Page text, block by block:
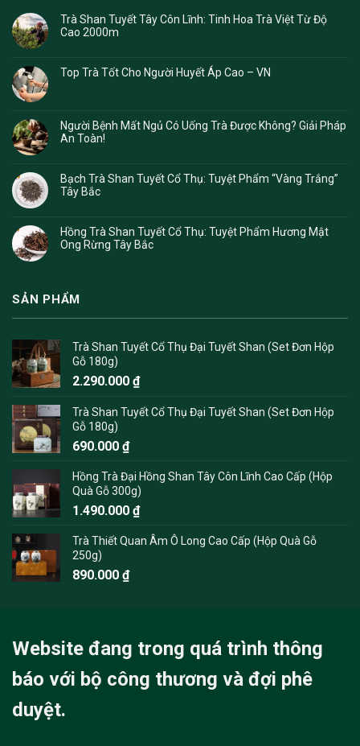
Trà Shan Tuyết Tây Côn Lĩnh: Tinh Hoa Trà Việt Từ Độ
Cao 2000m
Top Trà Tốt Cho Người Huyết Áp Cao – VN
Người Bệnh Mất Ngủ Có Uống Trà Được Không? Giải Pháp
An Toàn!
Bạch Trà Shan Tuyết Cổ Thụ: Tuyệt Phẩm “Vàng Trắng”
Tây Bắc
Hồng Trà Shan Tuyết Cổ Thụ: Tuyệt Phẩm Hương Mật
Ong Rừng Tây Bắc
SẢN PHẨM
Trà Shan Tuyết Cổ Thụ Đại Tuyết Shan (Set Đơn Hộp
Gỗ 180g)
2.290.000 ₫
Trà Shan Tuyết Cổ Thụ Đại Tuyết Shan (Set Đơn Hộp
Gỗ 180g)
690.000 ₫
Hồng Trà Đại Hồng Shan Tây Côn Lĩnh Cao Cấp (Hộp
Quà Gỗ 300g)
1.490.000 ₫
Trà Thiết Quan Âm Ô Long Cao Cấp (Hộp Quà Gỗ
250g)
890.000 ₫
Website đang trong quá trình thông
báo với bộ công thương và đợi phê
duyệt.